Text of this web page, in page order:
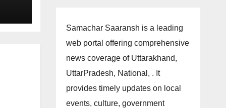
Samachar Saaransh is a leading
web portal offering comprehensive
news coverage of Uttarakhand,
UttarPradesh, National, . It
provides timely updates on local
events, culture, government